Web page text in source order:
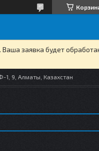
заявка будет
1, 9, Алматы, Казахстан